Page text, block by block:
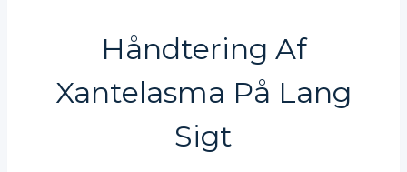
Håndtering Af
Xantelasma På Lang
Sigt